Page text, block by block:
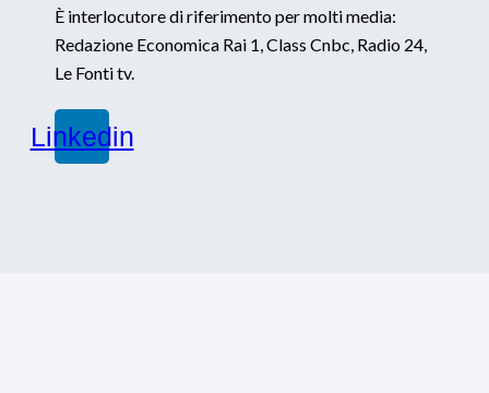
È interlocutore di riferimento per molti media:
Redazione Economica Rai 1, Class Cnbc, Radio 24,
Le Fonti tv.
Linkedin